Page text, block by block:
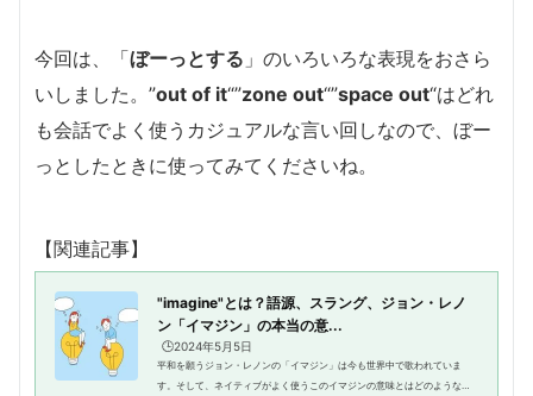
今回は、「ぼーっとする 」のいろいろな表現をおさら
いしました。”out of it“”zone out“”space out“はどれ
も会話でよく使うカジュアルな言い回しなので、ぼー
っとしたときに使ってみてくださいね。
【関連記事】
"imagine"とは？語源、スラング、ジョン・レノ
ン「イマジン」の本当の意...
🕒️2024年5月5日
平和を願うジョン・レノンの「イマジン」は今も世界中で歌われていま
す。そして、ネイティブがよく使うこのイマジンの意味とはどのようなも